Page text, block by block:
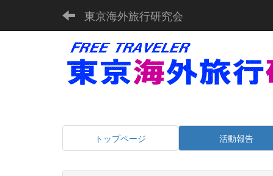
東京海外旅行研究会
トップページ 活動報告